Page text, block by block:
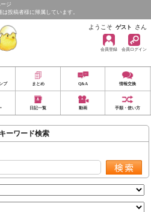
ジ
投稿者様に帰属しています。
ようこそ ゲスト さん
会員登録 会員ログイン
プ まとめ Q&A 情報交換
日記一覧 動画 手順・使い方
キーワード検索